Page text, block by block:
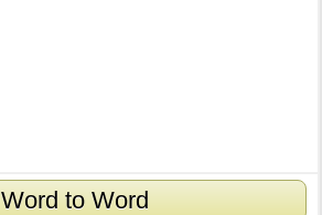
Word to Word